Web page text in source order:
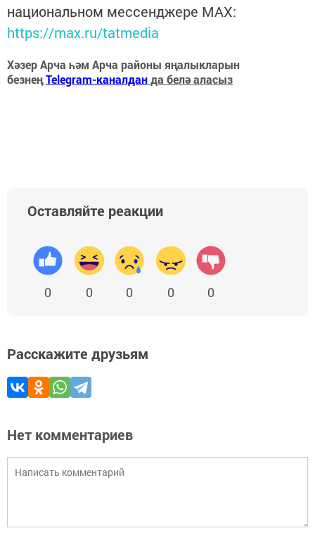
национальном мессенджере MАХ:
https://max.ru/tatmedia
Хәзер Арча һәм Арча районы яңалыкларын
безнеңTelegram-каналданда белә аласыз
Оставляйте реакции
0 0 0 0 0
Расскажите друзьям
Нет комментариев